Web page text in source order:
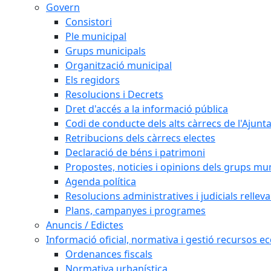
Govern
Consistori
Ple municipal
Grups municipals
Organització municipal
Els regidors
Resolucions i Decrets
Dret d'accés a la informació pública
Codi de conducte dels alts càrrecs de
Retribucions dels càrrecs electes
Declaració de béns i patrimoni
Propostes, noticies i opinions dels grups
Agenda política
Resolucions administratives i judicials
Plans, campanyes i programes
Anuncis / Edictes
Informació oficial, normativa i gestió recursos
Ordenances fiscals